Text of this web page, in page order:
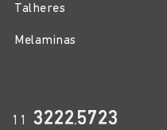
Talheres
Melaminas
11 3222.5723